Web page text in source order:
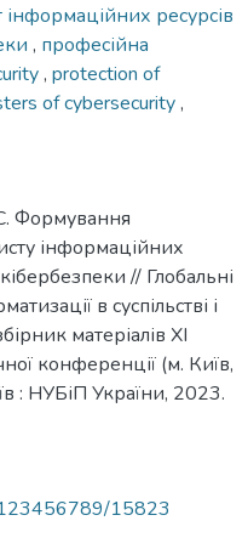
інформаційних ресурсів
, професійна
, protection of
of cybersecurity,
Формування
інформаційних
// Глобальні
в суспільстві і
матеріалів XI
конференції (м. Київ,
: НУБіП України, 2023.
123456789/15823